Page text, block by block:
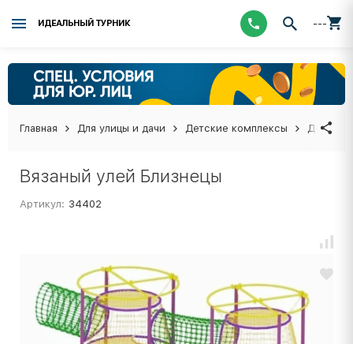
ИДЕАЛЬНЫЙ ТУРНИК ---
Главная Для улицы и дачи Детские комплексы
Вязаный улей Близнецы
Артикул: 34402